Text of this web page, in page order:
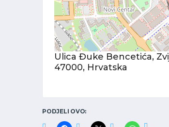
Ulica Đuke Bencetića,
47000, Hrvatska
PODJELI OVO: